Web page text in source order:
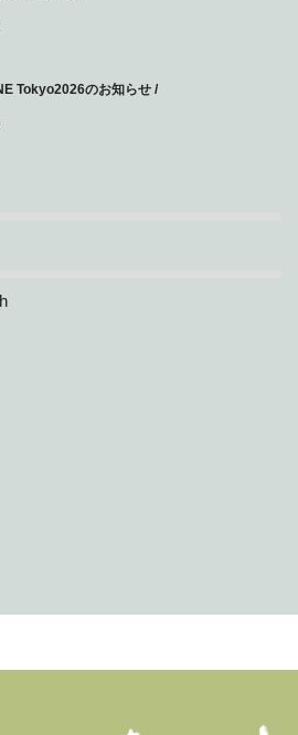
Tokyo2026のお知らせ /